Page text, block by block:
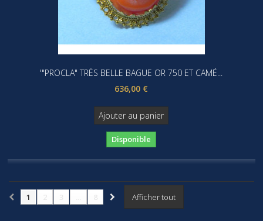
'"PROCLA" TRÈS BELLE BAGUE OR 750 ET CAMÉ...
636,00 €
Ajouter au panier
Disponible
Afficher tout
1